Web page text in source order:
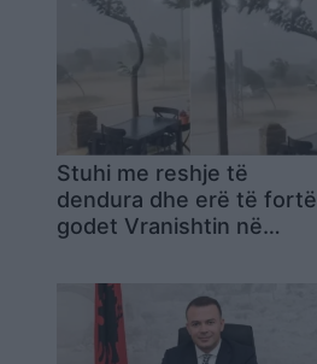
Stuhi me reshje të
dendura dhe erë të fortë
godet Vranishtin në